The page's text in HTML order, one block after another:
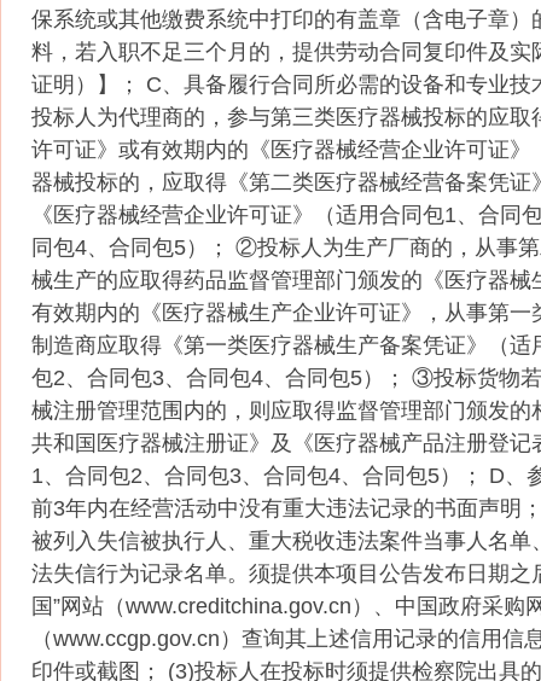
保系统或其他缴费系统中打印的有盖章（含电子章）
料，若入职不足三个月的，提供劳动合同复印件及实
证明）】； C、具备履行合同所必需的设备和专业
投标人为代理商的，参与第三类医疗器械投标的应取
许可证》或有效期内的《医疗器械经营企业许可证》
器械投标的，应取得《第二类医疗器械经营备案凭证
《医疗器械经营企业许可证》（适用合同包1、合同
同包4、合同包5）； ②投标人为生产厂商的，从事
械生产的应取得药品监督管理部门颁发的《医疗器械
有效期内的《医疗器械生产企业许可证》，从事第一
制造商应取得《第一类医疗器械生产备案凭证》（适
包2、合同包3、合同包4、合同包5）； ③投标货物
械注册管理范围内的，则应取得监督管理部门颁发的
共和国医疗器械注册证》及《医疗器械产品注册登记
1、合同包2、合同包3、合同包4、合同包5）； D、
前3年内在经营活动中没有重大违法记录的书面声明
被列入失信被执行人、重大税收违法案件当事人名单
法失信行为记录名单。须提供本项目公告发布日期之
国”网站（www.creditchina.gov.cn）、中国政府采购
（www.ccgp.gov.cn）查询其上述信用记录的信用信
印件或截图； (3)投标人在投标时须提供检察院出具